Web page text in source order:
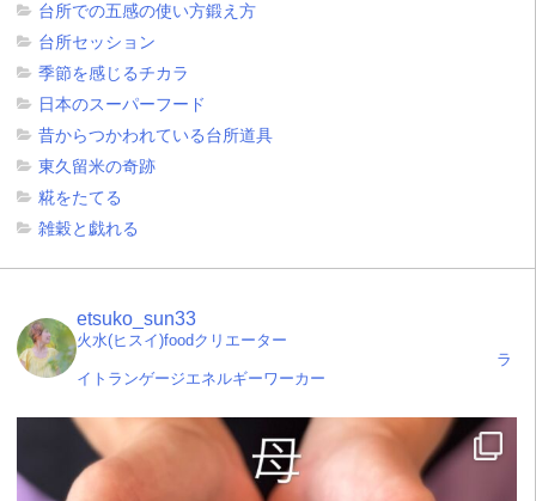
台所での五感の使い方鍛え方
台所セッション
季節を感じるチカラ
日本のスーパーフード
昔からつかわれている台所道具
東久留米の奇跡
糀をたてる
雑穀と戯れる
etsuko_sun33
火水(ヒスイ)foodクリエーター
ラ
イトランゲージエネルギーワーカー